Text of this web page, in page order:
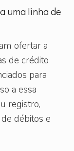
uma linha de
ofertar a
de crédito
para
a essa
registro,
débitos e